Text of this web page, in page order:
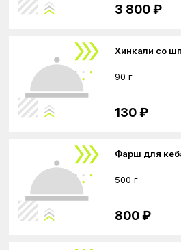
3 800 ₽
Хинкали со
90 г
130 ₽
Фарш для
500 г
800 ₽